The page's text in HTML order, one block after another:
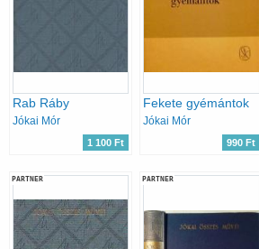
Rab Ráby
Jókai Mór
1 100 Ft
Fekete gyémántok
Jókai Mór
990 Ft
PARTNER PARTNER